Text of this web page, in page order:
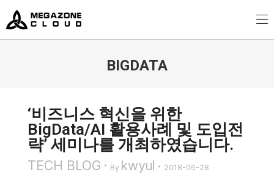
MegazoneCloud
디지털 전문 기업, 메가존클라우드
BIGDATA
‘비즈니스 혁신을 위한
BigData/AI 활용사례 및 도입전
략’ 세미나를 개최하였습니다.
TECH BLOG By kwyul 2018-06-28